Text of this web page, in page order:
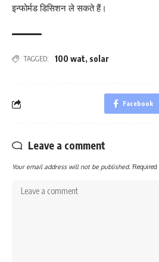
इन्फोर्मड डिसिशन ले सकते हैं।
TAGGED: 100 wat, solar
Facebook
Leave a comment
Your email address will not be published.